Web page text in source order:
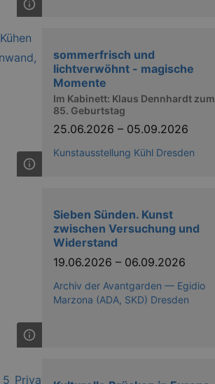
sommerfrisch und
lichtverwöhnt - magische
Momente
Im Kabinett: Klaus Dennhardt zum
85. Geburtstag
25.06.2026 – 05.09.2026
Kunstausstellung Kühl Dresden
Sieben Sünden. Kunst
zwischen Versuchung und
Widerstand
19.06.2026 – 06.09.2026
Archiv der Avantgarden — Egidio
Marzona (ADA, SKD) Dresden
Analytics, according
after 10 minutes.
the end user uses the
may have seen before
the site uses and
for the use of each
in each category
visitors to the site will
no information that can